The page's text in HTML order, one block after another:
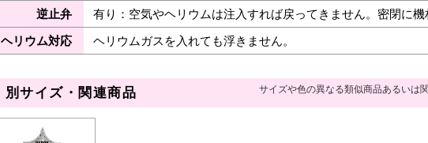
逆止弁
有り：空気やヘリウムは注入すれば戻ってきません。密閉に機
ヘリウム対応
ヘリウムガスを入れても浮きません。
別サイズ・関連商品 サイズや色の異なる類似商品あるいは